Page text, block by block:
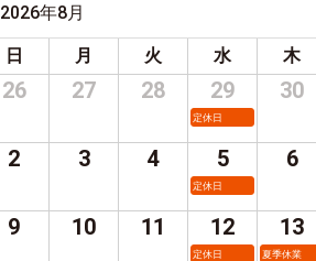
2026年8月
日 月 火 水 木
26 27 28 29
定休日
30
2 3 4 5
定休日
6
9 10 11 12
定休日
13
夏季休業